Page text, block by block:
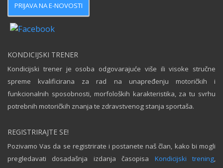
PRIJAVA NA E-NOVOSTI
KONDICIJSKI TRENER
Kondicijski trener je osoba odgovarajuće više ili visoke stručne
spreme kvalificirana za rad na unapređenju motoričkih i
funkcionalnih sposobnosti, morfoloških karakteristika, za tu svrhu
potrebnih motoričkih znanja te zdravstvenog stanja sportaša.
REGISTRIRAJTE SE!
Pozivamo Vas da se registrirate i postanete naš član, kako bi mogli
pregledavati dosadašnja izdanja časopisa Kondicijski trening,